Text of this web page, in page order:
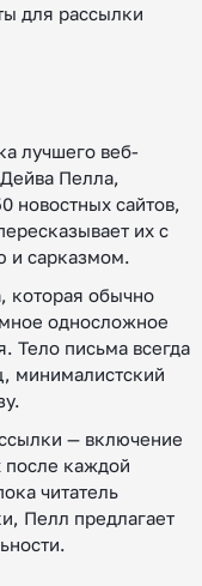
для рассылки
лучшего веб-
Пелла,
новостных сайтов,
их с
и сарказмом.
которая обычно
односложное
Тело письма всегда
минималистский
— включение
после каждой
читатель
Пелл предлагает